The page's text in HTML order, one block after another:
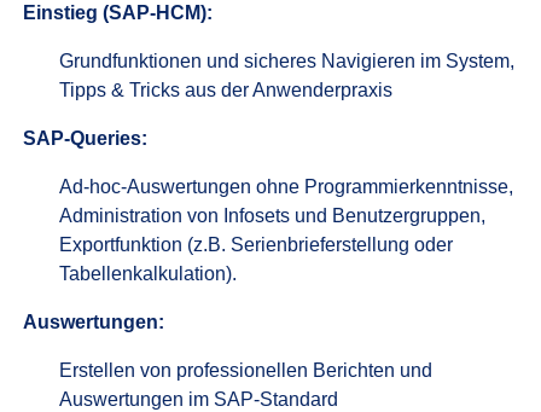
Einstieg (SAP-HCM):
Grundfunktionen und sicheres Navigieren im System,
Tipps & Tricks aus der Anwenderpraxis
SAP-Queries:
Ad-hoc-Auswertungen ohne Programmierkenntnisse,
Administration von Infosets und Benutzergruppen,
Exportfunktion (z.B. Serienbrieferstellung oder
Tabellenkalkulation).
Auswertungen:
Erstellen von professionellen Berichten und
Auswertungen im SAP-Standard